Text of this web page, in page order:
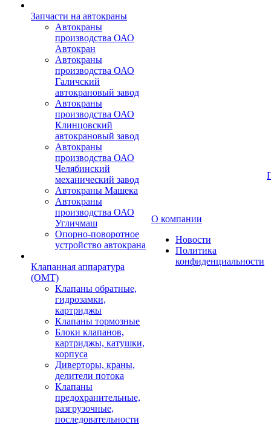
Запчасти на автокраны
Автокраны
производства ОАО
Автокран
Автокраны
производства ОАО
Галичский
автокрановый завод
Автокраны
производства ОАО
Клинцовский
автокрановый завод
Автокраны
производства ОАО
Челябинский
механический завод
Автокраны Машека
Автокраны
производства ОАО
Угличмаш
Опорно-поворотное
устройство автокрана
Клапанная аппаратура
(OMT)
Клапаны обратные,
гидрозамки,
картриджы
Клапаны тормозные
Блоки клапанов,
картриджы, катушки,
корпуса
Диверторы, краны,
делители потока
Клапаны
предохранительные,
разгрузочные,
последовательности
О компании
Новости
Политика
конфиденциальности